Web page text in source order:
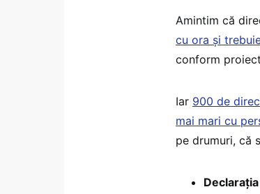
Amintim că
cu ora și
conform
Iar 900 de
mai mari cu
pe drumuri, că